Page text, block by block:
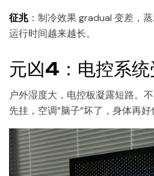
征兆：制冷效果 gradual 变差，
运行时间越来越长。
元凶4：电控系统
户外湿度大，电控板凝露短路。
先挂，空调”脑子”坏了，身体再好